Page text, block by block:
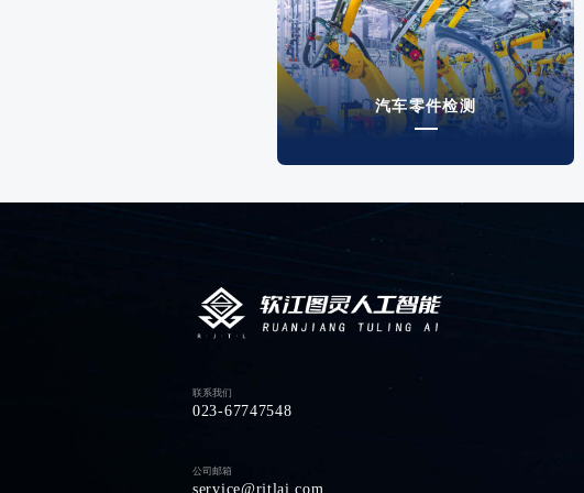
汽车零件检测
联系我们
023-67747548
公司邮箱
service@rjtlai.com